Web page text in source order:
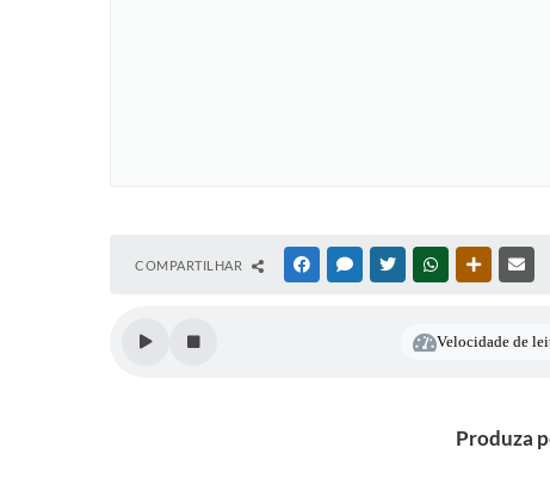
COMPARTILHAR FACEBOOKMESSENGER
TWITTERWHATSAPPOUTRAS
Velocidade de
Produza